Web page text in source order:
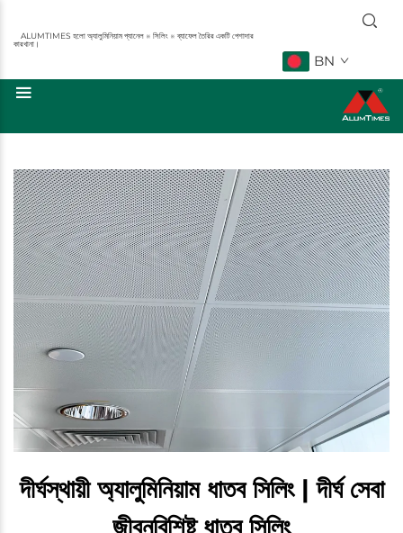
ALUMTIMES হলো অ্যালুমিনিয়াম প্যানেল ※ সিলিং ※ ব্যাফেল তৈরির একটি পেশাদার
কারখানা।
BN
দীর্ঘস্থায়ী অ্যালুমিনিয়াম ধাতব সিলিং | দীর্ঘ সেবা
জীবনবিশিষ্ট ধাতব সিলিং